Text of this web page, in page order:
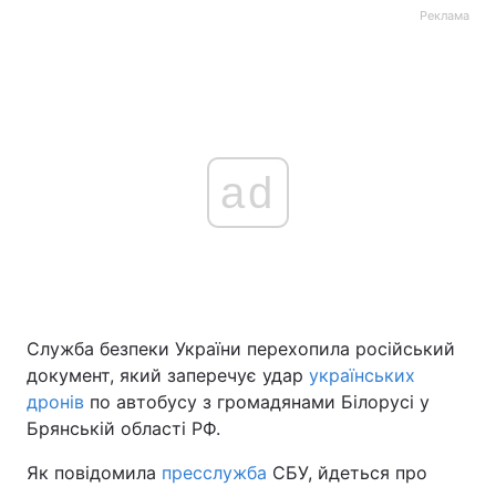
Економіка Світ
Спорт Наука
Техно і зв'язок Лайт
Реклама
ad
Служба безпеки України перехопила російський
документ, який заперечує удар українських
дронів по автобусу з громадянами Білорусі у
Брянській області РФ.
Як повідомила пресслужба СБУ, йдеться про